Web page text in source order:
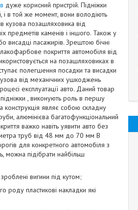
дуже корисний пристрій. Підніжки
і в той же момент, вони володіють
кузова позашляховика від
предметів каменів і іншого. Також у
висадці пасажирів. Зрештою бічні
покриття автомобіля від
на позашляховиках в
полегшення посадки та висадки
від механічних ушкоджень
експлуатації авто. Даний товар
, виконують роль в першу
конструкція являє собою складну
алюмінієва багатофункціональний
важко навіть уявити авто без
труб від 48 мм до 70 мм В
для конкретного автомобіля з
можна підібрати найбільш
вигини під кутом;
роду пластикові накладки які